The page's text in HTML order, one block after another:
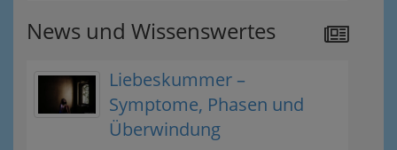
News und Wissenswertes
Liebeskummer –
Symptome, Phasen und
Überwindung